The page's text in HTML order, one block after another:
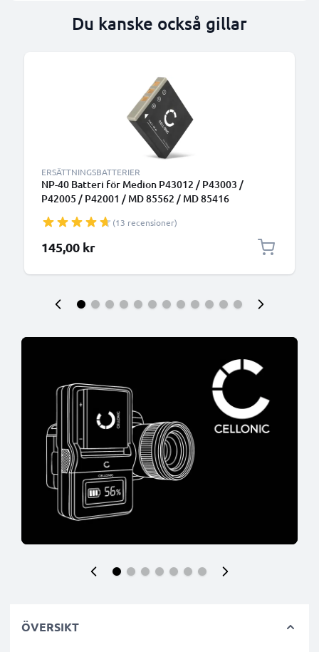
Du kanske också gillar
ERSÄTTNINGSBATTERIER
NP-40 Batteri för Medion P43012 / P43003 /
P42005 / P42001 / MD 85562 / MD 85416
med lång batteritid(13 recensioner)
145,00 kr
ÖVERSIKT